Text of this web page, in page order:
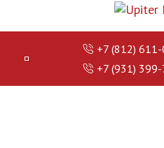
+7 (812)
+7 (931)